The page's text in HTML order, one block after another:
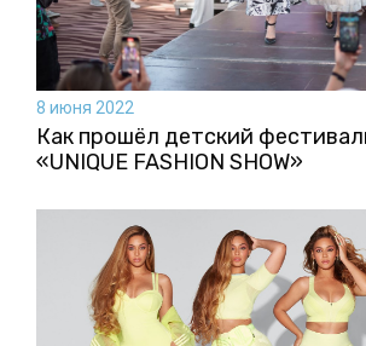
8 июня 2022
Как прошёл детский
«UNIQUE FASHION SHOW»